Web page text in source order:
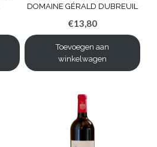
DOMAINE GÉRALD DUBREUIL
€13,80
Toevoegen aan
winkelwagen